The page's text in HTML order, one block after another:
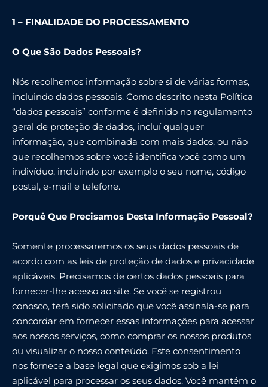
1 – FINALIDADE DO PROCESSAMENTO
O Que São Dados Pessoais?
Nós recolhemos informação sobre si de várias formas,
incluindo dados pessoais. Como descrito nesta Política
“dados pessoais” conforme é definido no regulamento
geral de proteção de dados, incluí qualquer
informação, que combinada com mais dados, ou não
que recolhemos sobre você identifica você como um
indivíduo, incluindo por exemplo o seu nome, código
postal, e-mail e telefone.
Porquê Que Precisamos Desta Informação Pessoal?
Somente processaremos os seus dados pessoais de
acordo com as leis de proteção de dados e privacidade
aplicáveis. Precisamos de certos dados pessoais para
fornecer-lhe acesso ao site. Se você se registrou
conosco, terá sido solicitado que você assinala-se para
concordar em fornecer essas informações para acessar
aos nossos serviços, como comprar os nossos produtos
ou visualizar o nosso conteúdo. Este consentimento
nos fornece a base legal que exigimos sob a lei
aplicável para processar os seus dados. Você mantém o